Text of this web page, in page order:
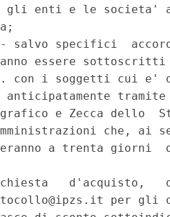
gli enti e le
salvo specifici
essere
con i soggetti cui e'
anticipatamente
e Zecca dello
che, ai
a trenta
d'acquisto,
per